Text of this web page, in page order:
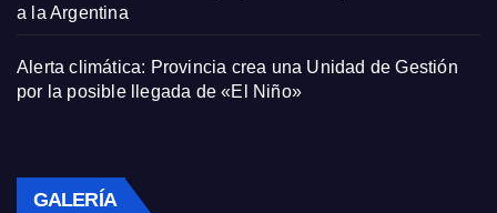
a la Argentina
Alerta climática: Provincia crea una Unidad de Gestión
por la posible llegada de «El Niño»
GALERÍA